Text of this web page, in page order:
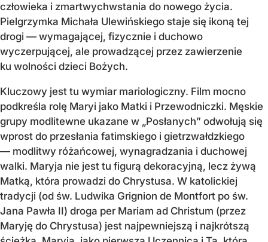
człowieka i zmartwychwstania do nowego życia.
Pielgrzymka Michała Ulewińskiego staje się ikoną tej
drogi — wymagającej, fizycznie i duchowo
wyczerpującej, ale prowadzącej przez zawierzenie
ku wolności dzieci Bożych.
Kluczowy jest tu wymiar mariologiczny. Film mocno
podkreśla rolę Maryi jako Matki i Przewodniczki. Męskie
grupy modlitewne ukazane w „Posłanych” odwołują się
wprost do przesłania fatimskiego i gietrzwałdzkiego
— modlitwy różańcowej, wynagradzania i duchowej
walki. Maryja nie jest tu figurą dekoracyjną, lecz żywą
Matką, która prowadzi do Chrystusa. W katolickiej
tradycji (od św. Ludwika Grignion de Montfort po św.
Jana Pawła II) droga per Mariam ad Christum (przez
Maryję do Chrystusa) jest najpewniejszą i najkrótszą